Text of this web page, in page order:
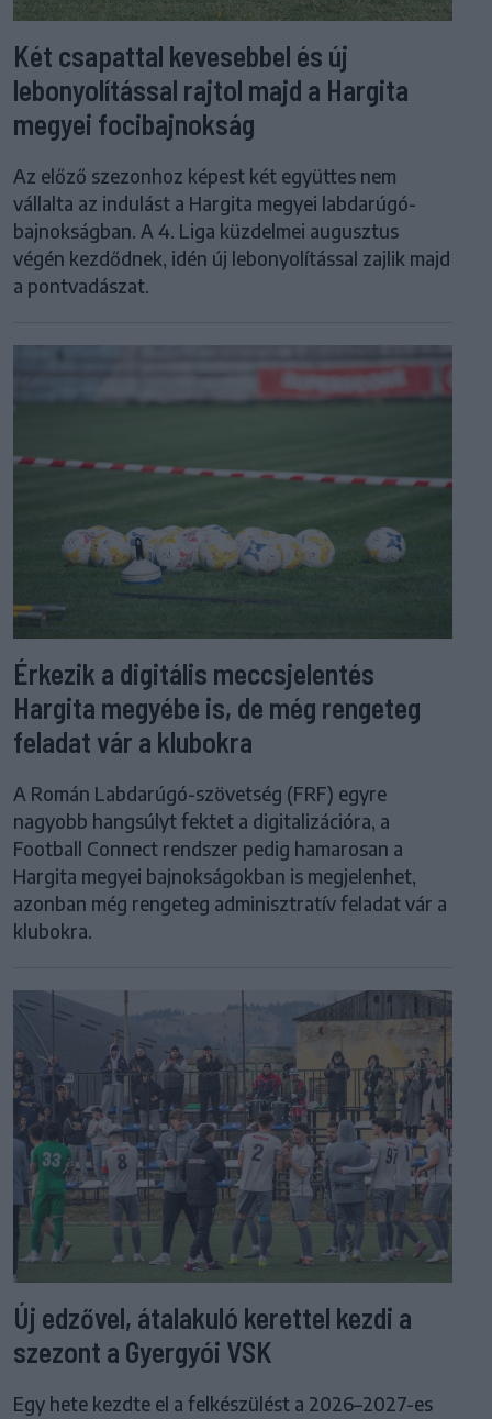
Két csapattal kevesebbel és új
lebonyolítással rajtol majd a Hargita
megyei focibajnokság
Az előző szezonhoz képest két együttes nem
vállalta az indulást a Hargita megyei labdarúgó-
bajnokságban. A 4. Liga küzdelmei augusztus
végén kezdődnek, idén új lebonyolítással zajlik majd
a pontvadászat.
Érkezik a digitális meccsjelentés
Hargita megyébe is, de még rengeteg
feladat vár a klubokra
A Román Labdarúgó-szövetség (FRF) egyre
nagyobb hangsúlyt fektet a digitalizációra, a
Football Connect rendszer pedig hamarosan a
Hargita megyei bajnokságokban is megjelenhet,
azonban még rengeteg adminisztratív feladat vár a
klubokra.
Új edzővel, átalakuló kerettel kezdi a
szezont a Gyergyói VSK
Egy hete kezdte el a felkészülést a 2026–2027-es